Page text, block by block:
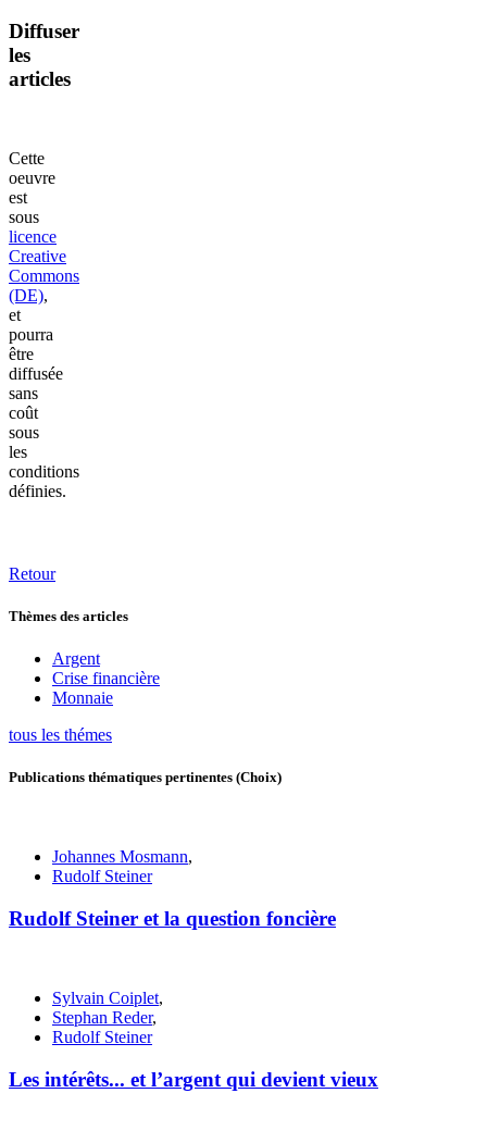
Diffuser
les
articles
Cette
oeuvre
est
sous
licence
Creative
Commons
(DE),
et
pourra
être
diffusée
sans
coût
sous
les
conditions
définies.
Retour
Thèmes des articles
Argent
Crise financière
Monnaie
tous les thémes
Publications thématiques pertinentes (Choix)
Johannes Mosmann,
Rudolf Steiner
Rudolf Steiner et la question foncière
Sylvain Coiplet,
Stephan Reder,
Rudolf Steiner
Les intérêts... et l’argent qui devient vieux